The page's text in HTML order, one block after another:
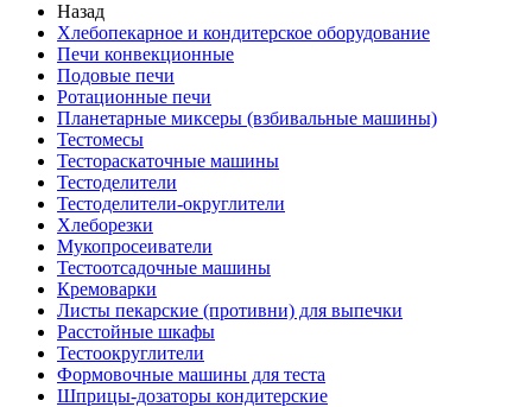
Назад
Хлебопекарное и кондитерское оборудование
Печи конвекционные
Подовые печи
Ротационные печи
Планетарные миксеры (взбивальные машины)
Тестомесы
Тестораскаточные машины
Тестоделители
Тестоделители-округлители
Хлеборезки
Мукопросеиватели
Тестоотсадочные машины
Кремоварки
Листы пекарские (противни) для выпечки
Расстойные шкафы
Тестоокруглители
Формовочные машины для теста
Шприцы-дозаторы кондитерские